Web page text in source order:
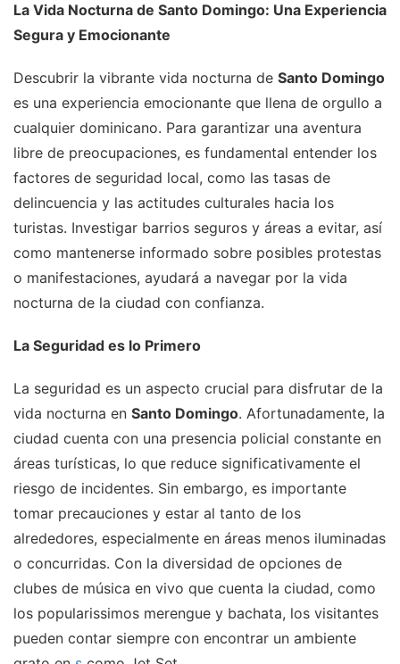
La Vida Nocturna de Santo Domingo: Una Experiencia
Segura y Emocionante
Descubrir la vibrante vida nocturna de Santo Domingo
es una experiencia emocionante que llena de orgullo a
cualquier dominicano. Para garantizar una aventura
libre de preocupaciones, es fundamental entender los
factores de seguridad local, como las tasas de
delincuencia y las actitudes culturales hacia los
turistas. Investigar barrios seguros y áreas a evitar, así
como mantenerse informado sobre posibles protestas
o manifestaciones, ayudará a navegar por la vida
nocturna de la ciudad con confianza.
La Seguridad es lo Primero
La seguridad es un aspecto crucial para disfrutar de la
vida nocturna en Santo Domingo. Afortunadamente, la
ciudad cuenta con una presencia policial constante en
áreas turísticas, lo que reduce significativamente el
riesgo de incidentes. Sin embargo, es importante
tomar precauciones y estar al tanto de los
alrededores, especialmente en áreas menos iluminadas
o concurridas. Con la diversidad de opciones de
clubes de música en vivo que cuenta la ciudad, como
los popularissimos merengue y bachata, los visitantes
pueden contar siempre con encontrar un ambiente